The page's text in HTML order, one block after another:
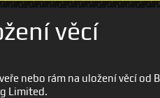
věcí
nebo rám na uložení věcí od
Limited.